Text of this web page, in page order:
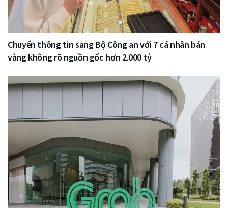
Chuyển thông tin sang Bộ Công an với 7 cá nhân bán
vàng không rõ nguồn gốc hơn 2.000 tỷ